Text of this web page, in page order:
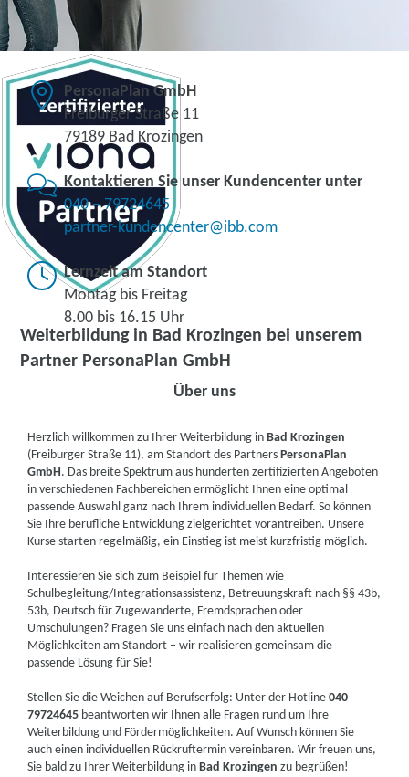
Weiterbildung in Bad Krozingen bei unserem
Partner PersonaPlan GmbH
PersonaPlan GmbH
Freiburger Straße 11
79189 Bad Krozingen
Kontaktieren Sie unser Kundencenter unter
040 – 79724645
partner-kundencenter@ibb.com
Lernzeit am Standort
Montag bis Freitag
8.00 bis 16.15 Uhr
Über uns
Herzlich willkommen zu Ihrer Weiterbildung inBad Krozingen
(Freiburger Straße 11), am Standort des PartnersPersonaPlan
GmbH. Das breite Spektrum aus hunderten zertifizierten Angeboten
in verschiedenen Fachbereichen ermöglicht Ihnen eine optimal
passende Auswahl ganz nach Ihrem individuellen Bedarf. So können
Sie Ihre berufliche Entwicklung zielgerichtet vorantreiben. Unsere
Kurse starten regelmäßig, ein Einstieg ist meist kurzfristig möglich.
Interessieren Sie sich zum Beispiel für Themen wie
Schulbegleitung/Integrationsassistenz, Betreuungskraft nach §§ 43b,
53b, Deutsch für Zugewanderte, Fremdsprachen oder
Umschulungen? Fragen Sie uns einfach nach den aktuellen
Möglichkeiten am Standort – wir realisieren gemeinsam die
passende Lösung für Sie!
Stellen Sie die Weichen auf Berufserfolg: Unter der Hotline040
79724645 beantworten wir Ihnen alle Fragen rund um Ihre
Weiterbildung und Fördermöglichkeiten. Auf Wunsch können Sie
auch einen individuellen Rückruftermin vereinbaren. Wir freuen uns,
Sie bald zu Ihrer Weiterbildung inBad Krozingen zu begrüßen!